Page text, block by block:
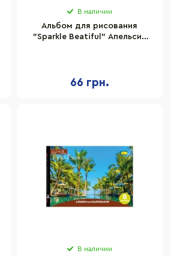
В наличии
Альбом для рисования
"Sparkle Beatiful" Апельсин
66 грн.
В наличии